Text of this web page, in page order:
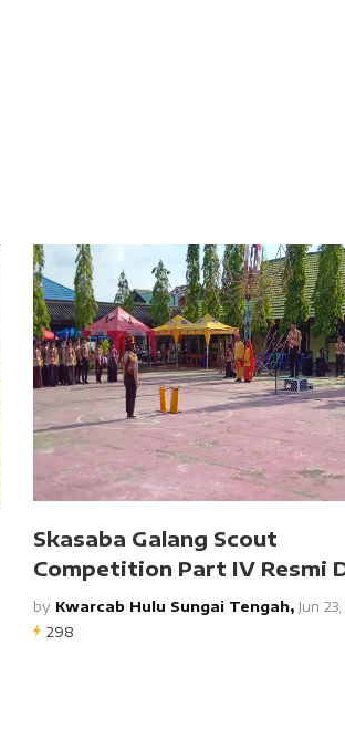
Skasaba Galang Scout
Competition Part IV Resmi
by Kwarcab Hulu Sungai Tengah, Jun
298